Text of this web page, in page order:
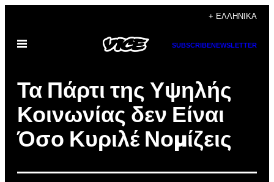
περιεχόμενο
+ ΕΛΛΗΝΙΚΆ
Ανοίξτε
SUBSCRIBENEWSLETTER
Τα Πάρτι της Υψηλής
Κοινωνίας δεν Είναι
Όσο Κυριλέ Νομίζεις